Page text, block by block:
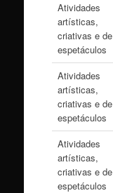
Atividades
artísticas,
criativas e de
espetáculos
Atividades
artísticas,
criativas e de
espetáculos
Atividades
artísticas,
criativas e de
espetáculos